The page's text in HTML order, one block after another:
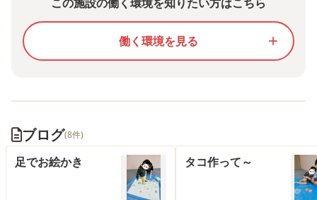
働く環境を見る add
ブログ(8件)
足でお絵かき タコ作って～